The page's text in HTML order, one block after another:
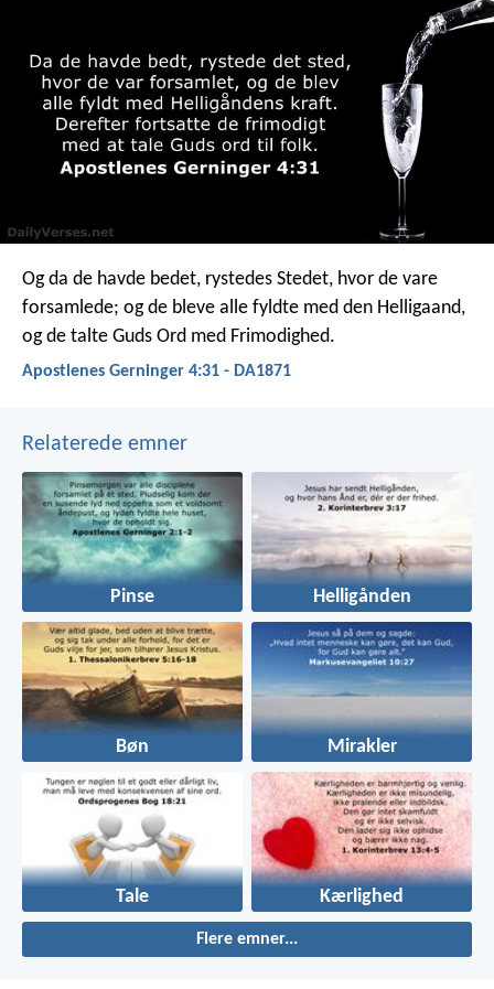
Og da de havde bedet, rystedes Stedet, hvor de vare
forsamlede; og de bleve alle fyldte med den Helligaand,
og de talte Guds Ord med Frimodighed.
Apostlenes Gerninger 4:31 - DA1871
Relaterede emner
Pinse Helligånden
Bøn Mirakler
Tale Kærlighed
Flere emner...